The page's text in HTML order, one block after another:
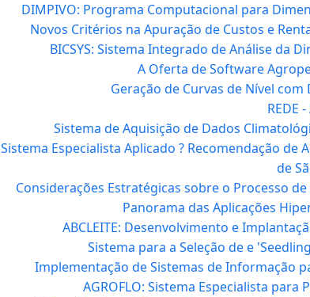
DIMPIVO: Programa Computacional para
Novos Critérios na Apuração de Custos e
BICSYS: Sistema Integrado de Análise da
A Oferta de Software
Geração de Curvas de Nível com
REDE
Sistema de Aquisição de Dados
Sistema Especialista Aplicado ? Recomendação
de
Considerações Estratégicas sobre o Processo
Panorama das Aplicações
ABCLEITE: Desenvolvimento e
Sistema para a Seleção de e
Implementação de Sistemas de Informação
AGROFLO: Sistema Especialista